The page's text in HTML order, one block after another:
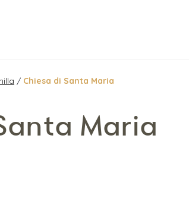
/ Chiesa di Santa Maria
Maria